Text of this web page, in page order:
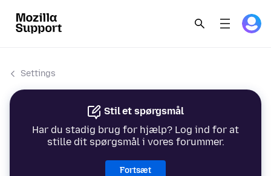
Settings
Stil et spørgsmål
Har du stadig brug for hjælp? Log ind for at
stille dit spørgsmål i vores forummer.
Fortsæt